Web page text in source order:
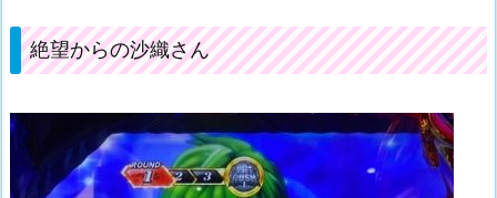
絶望からの沙織さん